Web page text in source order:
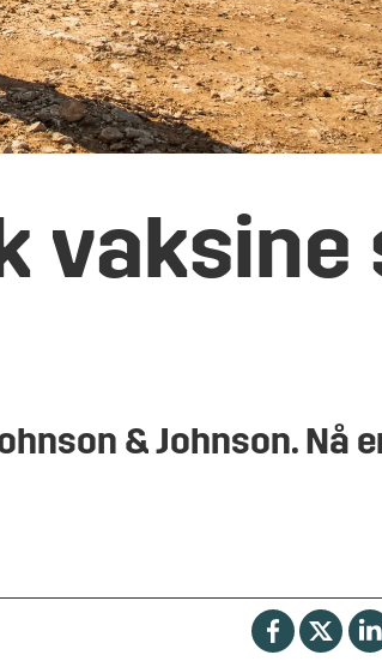
vaksine
& Johnson. Nå